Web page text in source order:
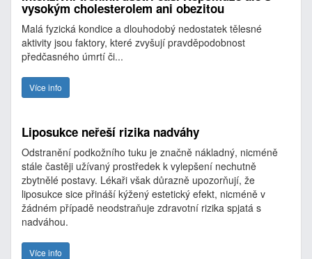
vysokým cholesterolem ani obezitou
Malá fyzická kondice a dlouhodobý nedostatek tělesné
aktivity jsou faktory, které zvyšují pravděpodobnost
předčasného úmrtí či...
Více info
Liposukce neřeší rizika nadváhy
Odstranění podkožního tuku je značně nákladný, nicméně
stále častěji užívaný prostředek k vylepšení nechutně
zbytnělé postavy. Lékaři však důrazně upozorňují, že
liposukce sice přináší kýžený estetický efekt, nicméně v
žádném případě neodstraňuje zdravotní rizika spjatá s
nadváhou.
Více info